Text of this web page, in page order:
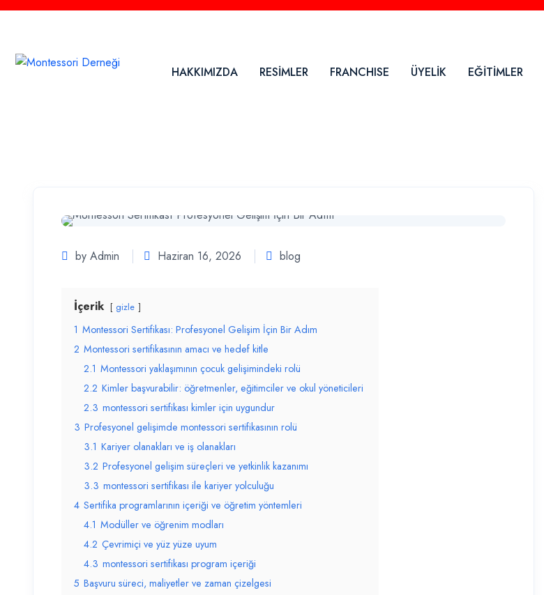
HAKKIMIZDA RESİMLER FRANCHISE ÜYELİK EĞİTİMLER
by Admin Haziran 16, 2026 blog
İçerik gizle
1 Montessori Sertifikası: Profesyonel Gelişim İçin Bir Adım
2 Montessori sertifikasının amacı ve hedef kitle
2.1 Montessori yaklaşımının çocuk gelişimindeki rolü
2.2 Kimler başvurabilir: öğretmenler, eğitimciler ve okul yöneticileri
2.3 montessori sertifikası kimler için uygundur
3 Profesyonel gelişimde montessori sertifikasının rolü
3.1 Kariyer olanakları ve iş olanakları
3.2 Profesyonel gelişim süreçleri ve yetkinlik kazanımı
3.3 montessori sertifikası ile kariyer yolculuğu
4 Sertifika programlarının içeriği ve öğretim yöntemleri
4.1 Modüller ve öğrenim modları
4.2 Çevrimiçi ve yüz yüze uyum
4.3 montessori sertifikası program içeriği
5 Başvuru süreci, maliyetler ve zaman çizelgesi